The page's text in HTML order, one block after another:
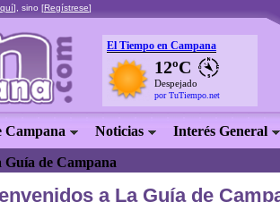
], sino [Regístrese]
El Tiempo en Campana
12ºC
Despejado
por TuTiempo.net
Campana Noticias Interés General
Guía de Campana
a La Guía de